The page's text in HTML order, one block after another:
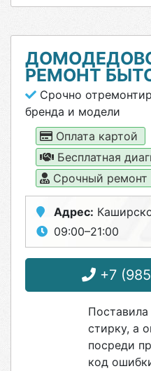
РЕМОНТ
Срочно
бренда и модели
Оплата картой
Бесплатная
Срочный ремонт
Адрес:
09:00–21:00
+7
стирку, а
посреди
код